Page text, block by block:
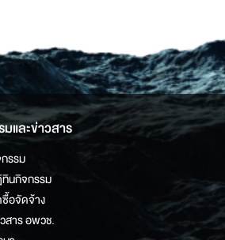
และข่าวสาร
รรม
นกิจกรรม
อจัดจ้าง
สาร อพวช.